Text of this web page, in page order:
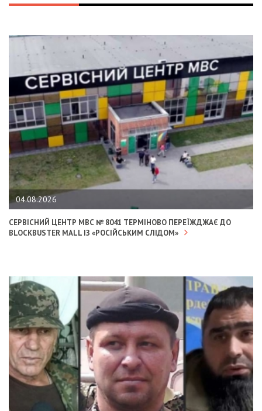
04.08.2026
СЕРВІСНИЙ ЦЕНТР МВС № 8041 ТЕРМІНОВО ПЕРЕЇЖДЖАЄ ДО
BLOCKBUSTER MALL ІЗ «РОСІЙСЬКИМ СЛІДОМ»